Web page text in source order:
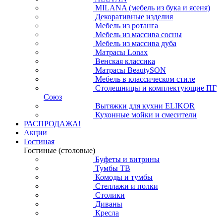
MILANA (мебель из бука и ясеня)
Декоративные изделия
Мебель из ротанга
Мебель из массива сосны
Мебель из массива дуба
Матрасы Lonax
Венская классика
Матрасы BeautySON
Мебель в классическом стиле
Столешницы и комплектующие ПГ
Союз
Вытяжки для кухни ELIKOR
Кухонные мойки и смесители
РАСПРОДАЖА!
Акции
Гостиная
Гостиные (столовые)
Буфеты и витрины
Тумбы ТВ
Комоды и тумбы
Стеллажи и полки
Столики
Диваны
Кресла